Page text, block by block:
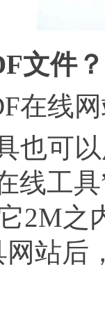
文件？
线网
可以
线工
2M之
网站后